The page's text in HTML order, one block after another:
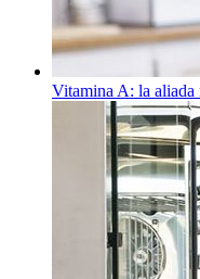
Vitamina A: la aliada